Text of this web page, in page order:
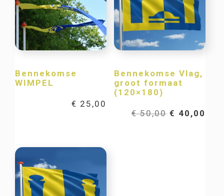
Bennekomse
WIMPEL
€ 25,00
Bennekomse Vlag,
groot formaat
(120×180)
€50,00 € 40,00